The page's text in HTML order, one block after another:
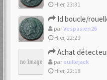
Hier, 23:31
Id boucle/
parVespasien26
Hier, 22:29
Achat
par ouillejack
Hier, 22:18